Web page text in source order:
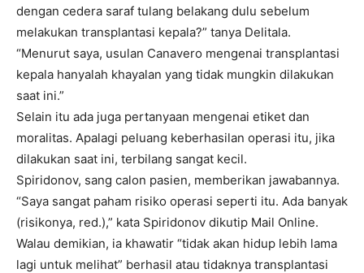
dengan cedera saraf tulang belakang dulu sebelum
melakukan transplantasi kepala?” tanya Delitala.
“Menurut saya, usulan Canavero mengenai transplantasi
kepala hanyalah khayalan yang tidak mungkin dilakukan
saat ini.”
Selain itu ada juga pertanyaan mengenai etiket dan
moralitas. Apalagi peluang keberhasilan operasi itu, jika
dilakukan saat ini, terbilang sangat kecil.
Spiridonov, sang calon pasien, memberikan jawabannya.
“Saya sangat paham risiko operasi seperti itu. Ada banyak
(risikonya, red.),” kata Spiridonov dikutip Mail Online.
Walau demikian, ia khawatir “tidak akan hidup lebih lama
lagi untuk melihat” berhasil atau tidaknya transplantasi